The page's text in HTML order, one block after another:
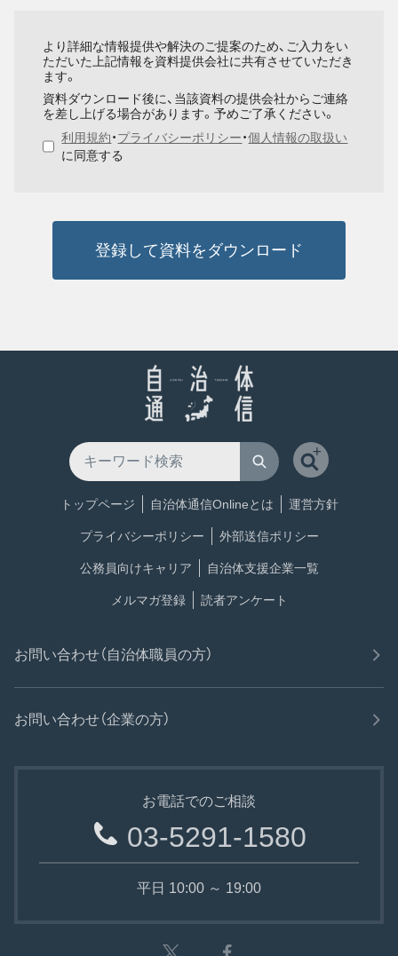
より詳細な情報提供や解決のご提案のため、ご入力をい
ただいた上記情報を資料提供会社に共有させていただき
ます。
資料ダウンロード後に、当該資料の提供会社からご連絡
を差し上げる場合があります。予めご了承ください。
利用規約・プライバシーポリシー・個人情報の取扱い
に同意する
登録して資料をダウンロード
トップページ 自治体通信Onlineとは 運営方針
プライバシーポリシー 外部送信ポリシー
公務員向けキャリア 自治体支援企業一覧
メルマガ登録 読者アンケート
お問い合わせ（自治体職員の方）
お問い合わせ（企業の方）
お電話でのご相談
03-5291-1580
平日 10:00 ～ 19:00